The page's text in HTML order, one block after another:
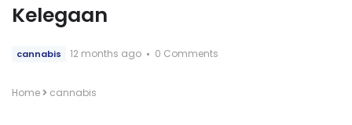
Kelegaan
cannabis 12 months ago 0 Comments
Home cannabis